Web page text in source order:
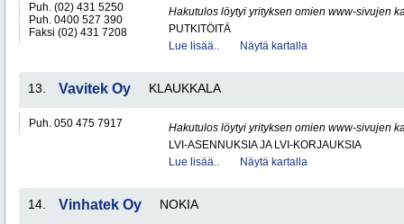
Puh. (02) 431 5250
Puh. 0400 527 390
Faksi (02) 431 7208
Hakutulos löytyi yrityksen omien www-sivujen
PUTKITÖITÄ
Lue lisää..
Näytä kartalla
13. Vavitek Oy KLAUKKALA
Puh. 050 475 7917
Hakutulos löytyi yrityksen omien www-sivujen
LVI-ASENNUKSIA JA LVI-KORJAUKSIA
Lue lisää..
Näytä kartalla
14. Vinhatek Oy NOKIA